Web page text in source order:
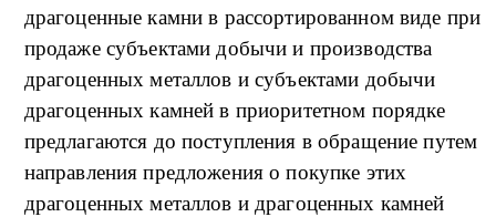
драгоценные камни в рассортированном виде при
продаже субъектами добычи и производства
драгоценных металлов и субъектами добычи
драгоценных камней в приоритетном порядке
предлагаются до поступления в обращение путем
направления предложения о покупке этих
драгоценных металлов и драгоценных камней